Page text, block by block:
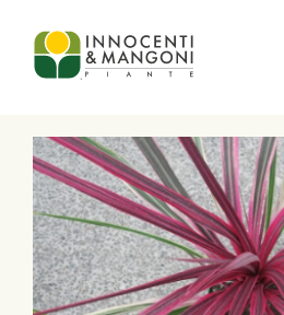
Skip to main content